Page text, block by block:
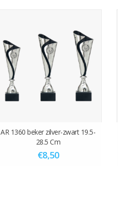
AR 1360 beker zilver-zwart 19.5-
28.5 Cm
€8,50